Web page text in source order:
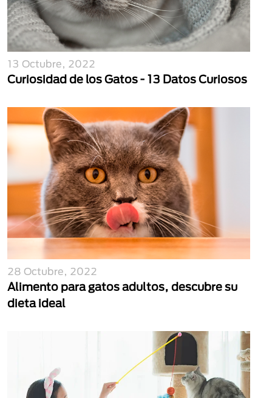
13 Octubre, 2022
Curiosidad de los Gatos - 13 Datos Curiosos
28 Octubre, 2022
Alimento para gatos adultos, descubre su
dieta ideal